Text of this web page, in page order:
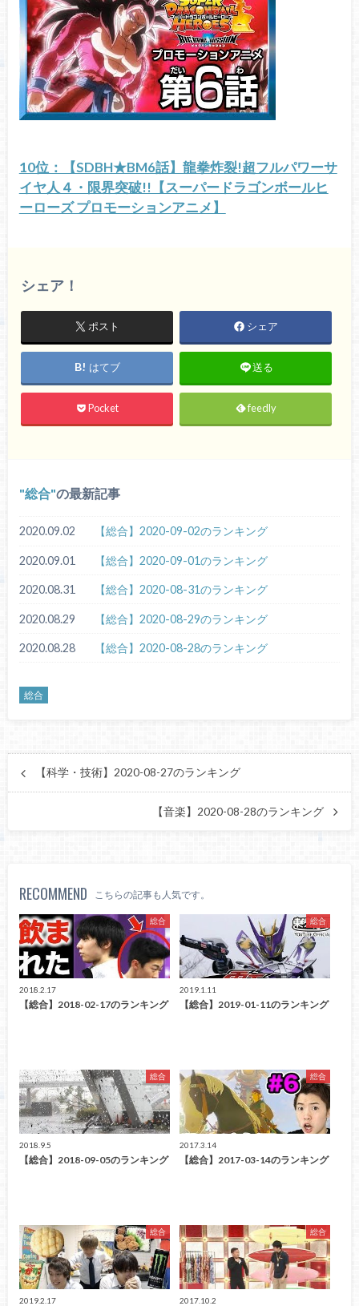
10位：【SDBH★BM6話】龍拳炸裂!超フルパワーサ
イヤ人４・限界突破!!【スーパードラゴンボールヒ
ーローズ プロモーションアニメ】
シェア！
ポスト シェア
はてブ 送る
Pocket feedly
総合 の最新記事
2020.09.02 【総合】2020-09-02のランキング
2020.09.01 【総合】2020-09-01のランキング
2020.08.31 【総合】2020-08-31のランキング
2020.08.29 【総合】2020-08-29のランキング
2020.08.28 【総合】2020-08-28のランキング
総合
【科学・技術】2020-08-27のランキング
【音楽】2020-08-28のランキング
RECOMMEND こちらの記事も人気です。
総合
2018.2.17
【総合】2018-02-17のランキング
総合
2019.1.11
【総合】2019-01-11のランキング
総合
2018.9.5
【総合】2018-09-05のランキング
総合
2017.3.14
【総合】2017-03-14のランキング
総合
2019.2.17
総合
2017.10.2